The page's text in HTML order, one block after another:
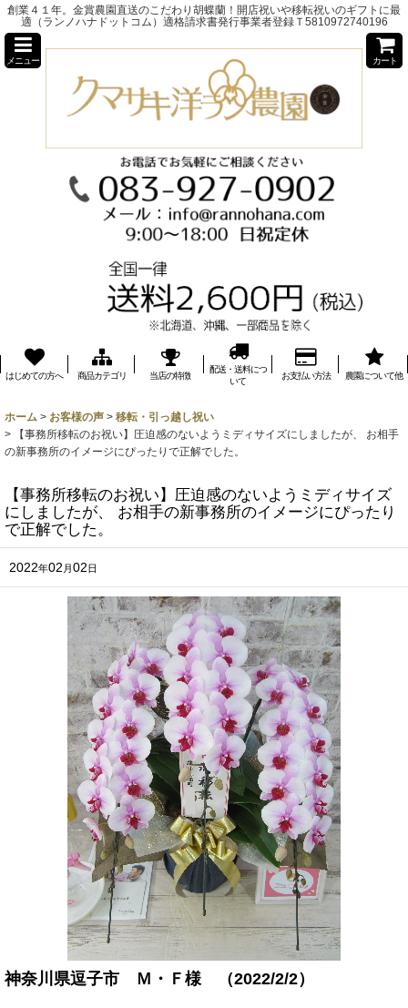
創業４１年。金賞農園直送のこだわり胡蝶蘭！開店祝いや移転祝いのギフトに最
適（ランノハナドットコム）適格請求書発行事業者登録Ｔ5810972740196
メニュー カート
はじめての方へ 商品カテゴリ 当店の特徴
配送・送料につ
いて
お支払い方法 農園について他
ホーム > お客様の声 > 移転・引っ越し祝い
>
【事務所移転のお祝い】圧迫感のないようミディサイズにしましたが、 お相手
の新事務所のイメージにぴったりで正解でした。
【事務所移転のお祝い】圧迫感のないようミディサイズ
にしましたが、 お相手の新事務所のイメージにぴったり
で正解でした。
2022年02 月 02 日
神奈川県逗子市 Ｍ・Ｆ様 （2022/2/2）